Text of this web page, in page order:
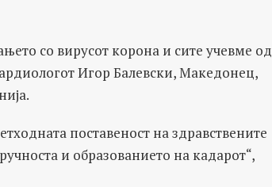
со вирусот корона и сите учевме од
Игор Балевски, Македонец,
поставеност на здравствените
и образованието на кадарот“,